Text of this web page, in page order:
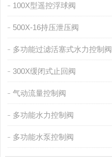
100X型遥控浮球阀
500X-16持压泄压阀
多功能过滤活塞式水力控制阀
300X缓闭式止回阀
气动流量控制阀
多功能水力控制阀
多功能水泵控制阀